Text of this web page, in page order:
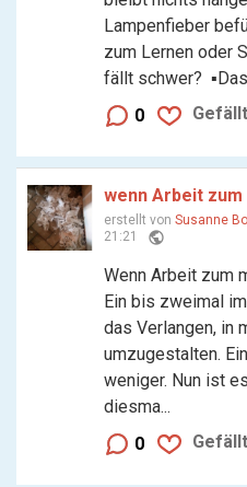
Lampenfieber
zum Lernen oder
fällt schwer?
0
wenn Arbeit
erstellt von Susanne
21:21 public
Wenn Arbeit zum
Ein bis zweimal
das Verlangen, in
umzugestalten.
weniger. Nun ist
diesma...
0